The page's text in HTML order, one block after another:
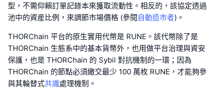
型，不需仰賴訂單記錄本來獲取流動性。相反的，該協定透過
池中的資産比例，來調節市場價格 (參閱 自動造市者)。
THORChain 平台的原生實用代幣是 RUNE。該代幣除了是
THORChain 生態系中的基本貨幣外，也用做平台治理與資安
保護，也是 THORChain 的 Sybil 對抗機制的一環；因為
THORChain 的節點必須繳交最少 100 萬枚 RUNE，才能夠參
與其輪替式共識處理機制。